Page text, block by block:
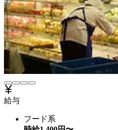
給与
フード系